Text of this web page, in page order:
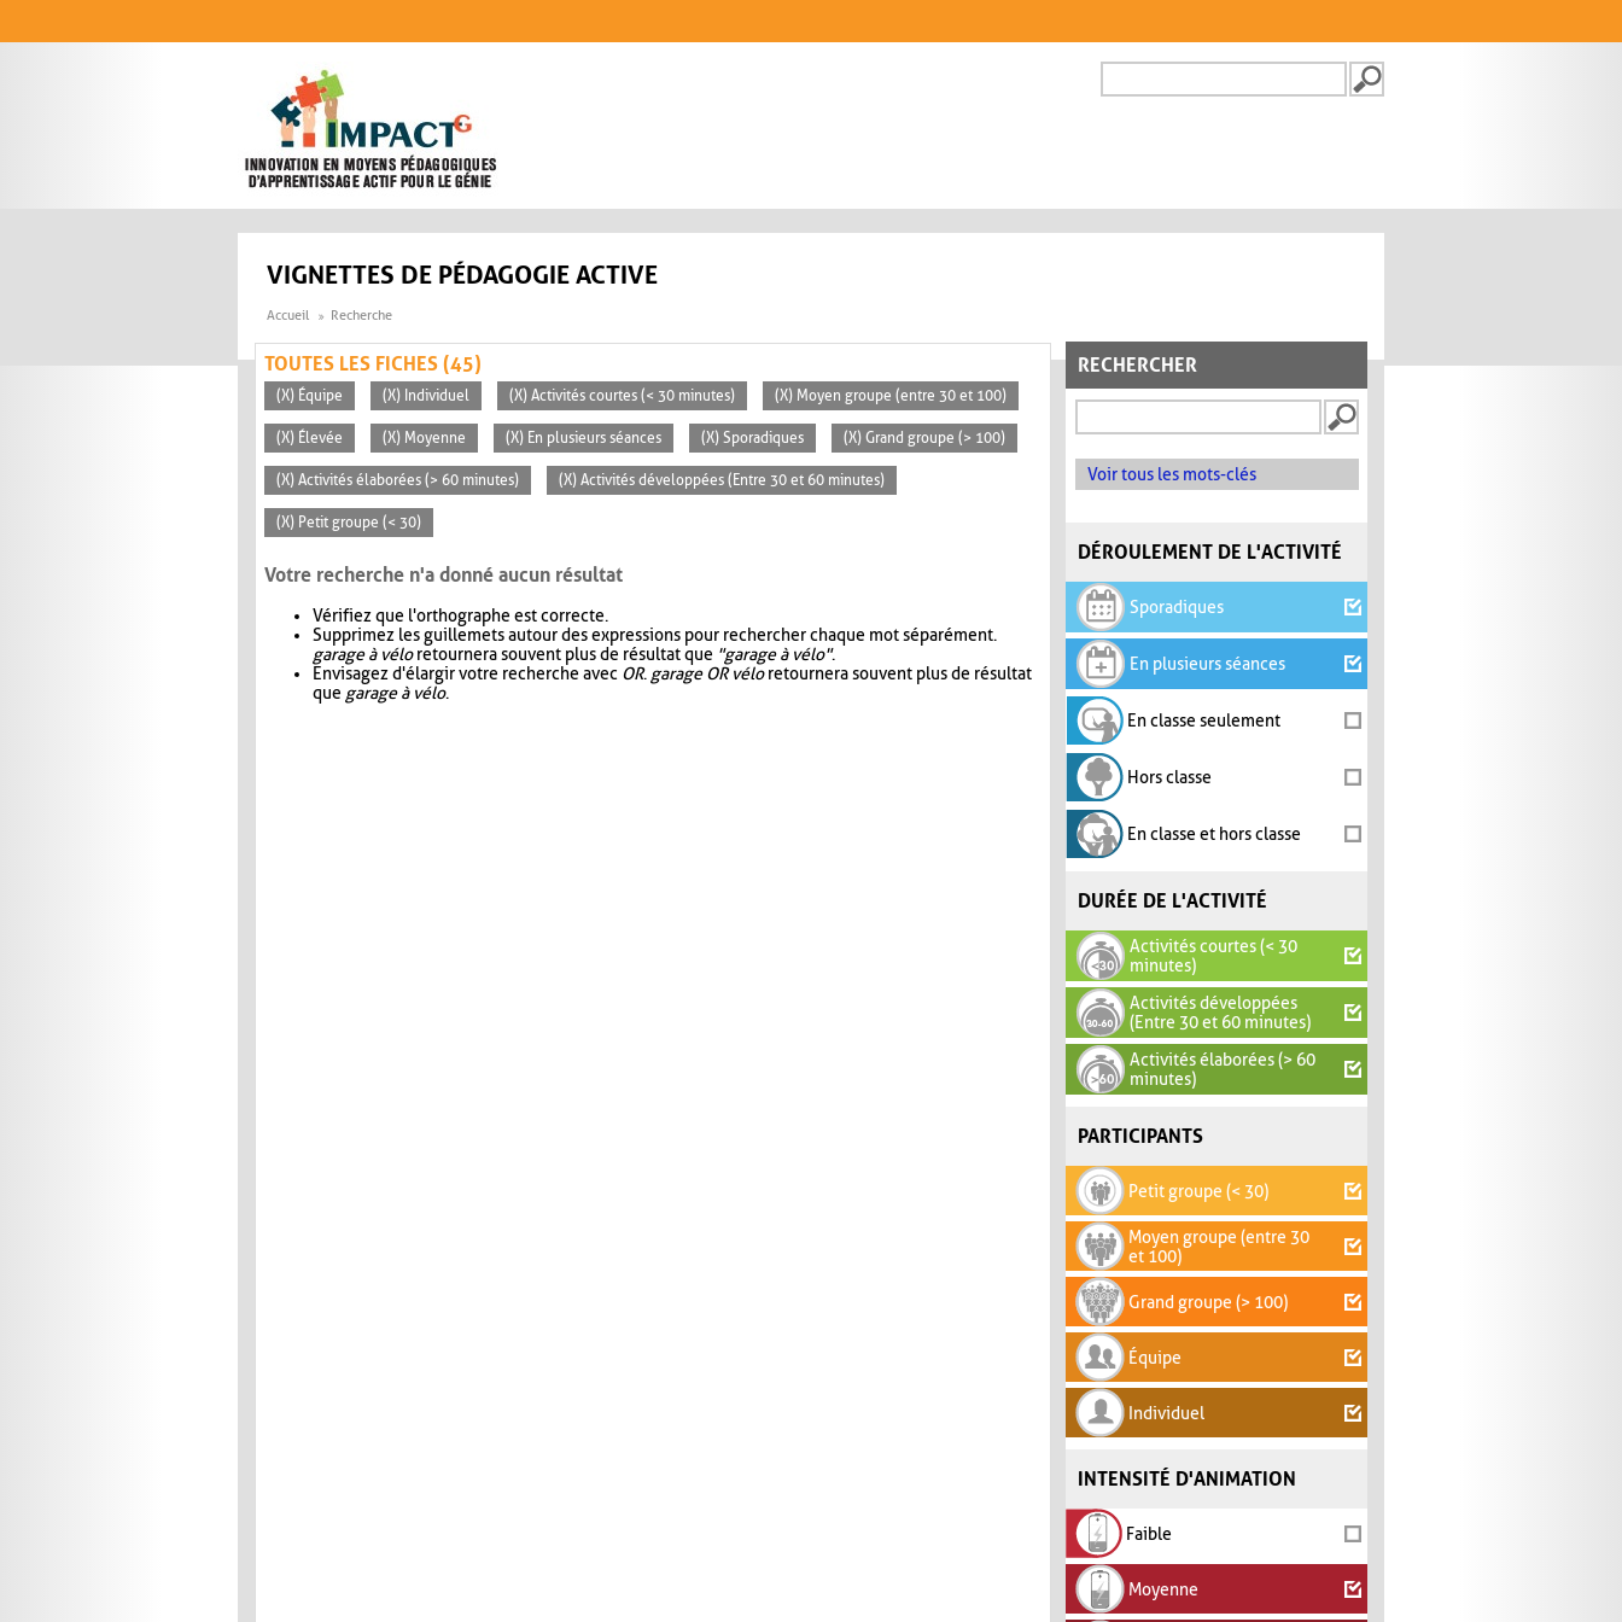
FORMULAIRE DE
VIGNETTES DE PÉDAGOGIE ACTIVE
Accueil Recherche
RECHERCHER
Voir tous les mots-clés
DÉROULEMENT DE L'ACTIVITÉ
Sporadiques
En plusieurs séances
En classe seulement
Hors classe
En classe et hors classe
DURÉE DE L'ACTIVITÉ
Activités courtes (< 30
minutes)
Activités développées
(Entre 30 et 60 minutes)
Activités élaborées (> 60
minutes)
PARTICIPANTS
Petit groupe (< 30)
Moyen groupe (entre 30
et 100)
Grand groupe (> 100)
Équipe
Individuel
INTENSITÉ D'ANIMATION
Faible
Moyenne
TOUTES LES FICHES (45)
(X) Équipe (X) Individuel (X) Activités courtes (< 30 minutes) (X) Moyen groupe (entre 30 et 100)
(X) Élevée (X) Moyenne (X) En plusieurs séances (X) Sporadiques (X) Grand groupe (> 100)
(X) Activités élaborées (> 60 minutes) (X) Activités développées (Entre 30 et 60 minutes)
(X) Petit groupe (< 30)
Votre recherche n'a donné aucun résultat
Vérifiez que l'orthographe est correcte.
Supprimez les guillemets autour des expressions pour rechercher chaque mot séparément.
garage à véloretournera souvent plus de résultat que "garage à vélo".
Envisagez d'élargir votre recherche avec OR. garage OR véloretournera souvent plus de résultat
que garage à vélo.